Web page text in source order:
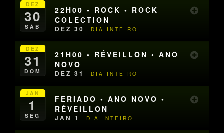
DEZ
30
SÁB
22H00 • ROCK • ROCK
COLECTION
DEZ 30 DIA INTEIRO
DEZ
31
DOM
21H00 • RÉVEILLON • ANO
NOVO
DEZ 31 DIA INTEIRO
JAN
1
SEG
FERIADO • ANO NOVO •
RÉVEILLON
JAN 1 DIA INTEIRO